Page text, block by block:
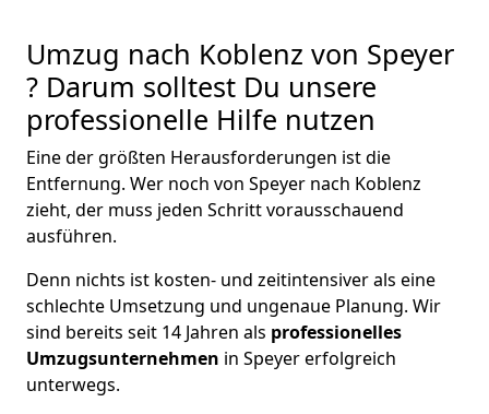
Umzug nach Koblenz von Speyer
? Darum solltest Du unsere
professionelle Hilfe nutzen
Eine der größten Herausforderungen ist die
Entfernung. Wer noch von Speyer nach Koblenz
zieht, der muss jeden Schritt vorausschauend
ausführen.
Denn nichts ist kosten- und zeitintensiver als eine
schlechte Umsetzung und ungenaue Planung. Wir
sind bereits seit 14 Jahren als professionelles
Umzugsunternehmen in Speyer erfolgreich
unterwegs.